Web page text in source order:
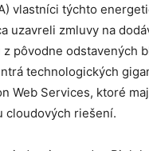
vlastníci týchto
uzavreli zmluvy na
pôvodne odstavených
technologických
Web Services, ktoré
cloudových riešení.